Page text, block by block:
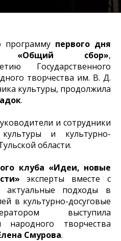
программу первого дня
«Общий сбор»,
Государственного
творчества им. В. Д.
культуры, продолжила
.
и сотрудники
и культурно-
области.
клуба «Идеи, новые
эксперты вместе с
актуальные подходы в
в культурно-досуговые
выступила
творчества
Смурова.